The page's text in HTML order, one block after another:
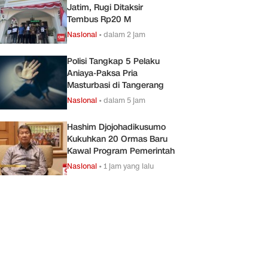
Jatim, Rugi Ditaksir
Tembus Rp20 M
Nasional •dalam 2 jam
Polisi Tangkap 5 Pelaku
Aniaya-Paksa Pria
Masturbasi di Tangerang
Nasional •dalam 5 jam
Hashim Djojohadikusumo
Kukuhkan 20 Ormas Baru
Kawal Program Pemerintah
Nasional •1 jam yang lalu